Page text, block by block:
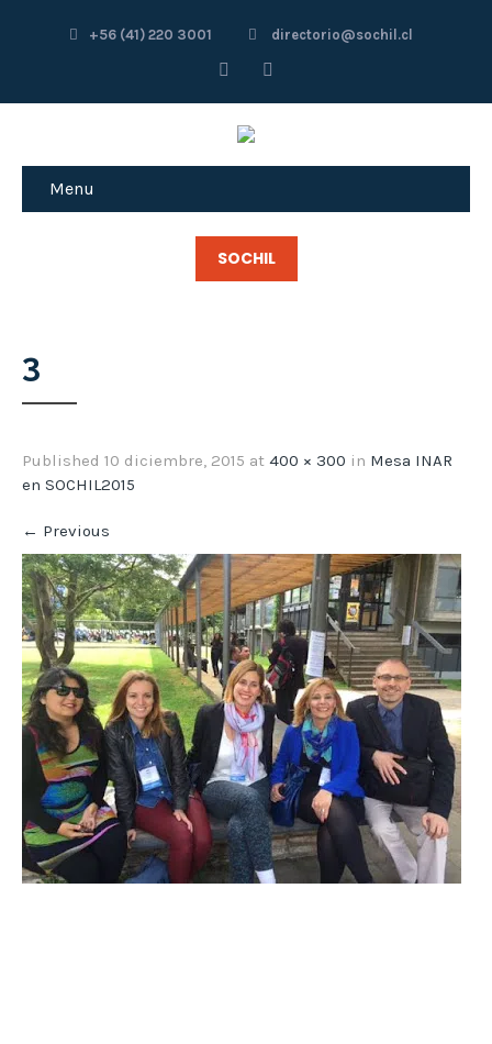
+56 (41) 220 3001 directorio@sochil.cl
Menu
SOCHIL
3
Published 10 diciembre, 2015 at 400 × 300 in Mesa INAR
en SOCHIL2015
← Previous